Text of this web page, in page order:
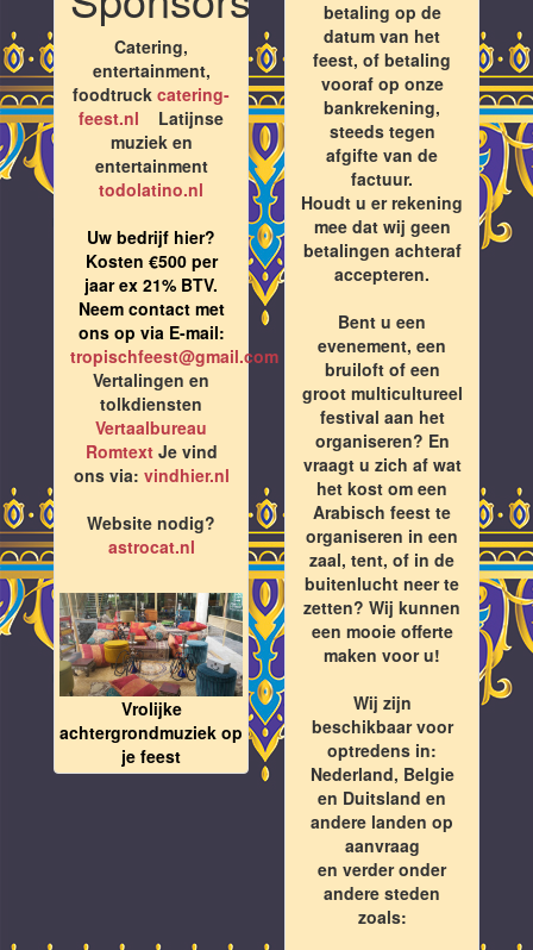
Catering,
entertainment,
foodtruck catering-
feest.nl Latijnse
muziek en
entertainment
todolatino.nl
Uw bedrijf hier?
Kosten €500 per
jaar ex 21% BTV.
Neem contact met
ons op via E-mail:
tropischfeest@gmail.com
Vertalingen en
tolkdiensten
Vertaalbureau
RomtextJe vind
ons via: vindhier.nl
Website nodig?
astrocat.nl
Vrolijke
achtergrondmuziek op
je feest
betaling op de
datum van het
feest, of betaling
vooraf op onze
bankrekening,
steeds tegen
afgifte van de
factuur.
Houdt u er rekening
mee dat wij geen
betalingen achteraf
accepteren.
Bent u een
evenement, een
bruiloft of een
groot multicultureel
festival aan het
organiseren? En
vraagt u zich af wat
het kost om een
Arabisch feest te
organiseren in een
zaal, tent, of in de
buitenlucht neer te
zetten? Wij kunnen
een mooie offerte
maken voor u!
Wij zijn
beschikbaar voor
optredens in:
Nederland, Belgie
en Duitsland en
andere landen op
aanvraag
en verder onder
andere steden
zoals: